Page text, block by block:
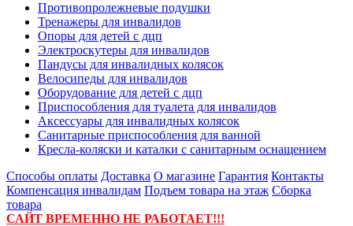
Противопролежневые подушки
Тренажеры для инвалидов
Опоры для детей с дцп
Электроскутеры для инвалидов
Пандусы для инвалидных колясок
Велосипеды для инвалидов
Оборудование для детей с дцп
Приспособления для туалета для инвалидов
Аксессуары для инвалидных колясок
Санитарные приспособления для ванной
Кресла-коляски и каталки с санитарным оснащением
Способы оплаты Доставка О магазине Гарантия Контакты
Компенсация инвалидам Подъем товара на этаж Сборка
товара
САЙТ ВРЕМЕННО НЕ РАБОТАЕТ!!!